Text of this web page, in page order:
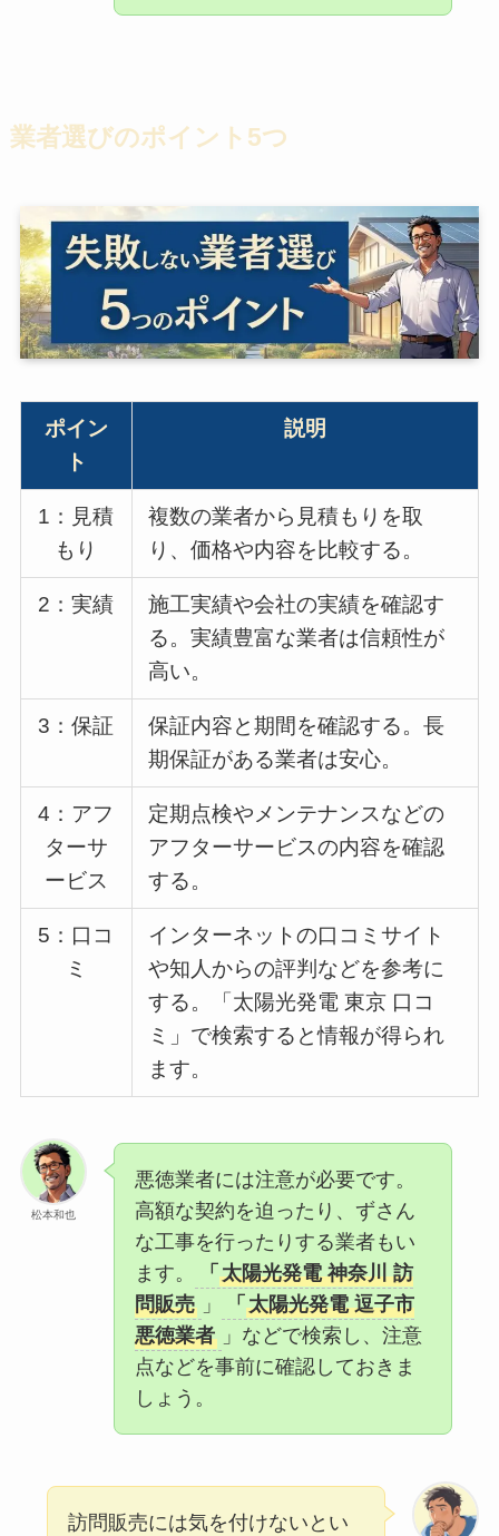
業者選びのポイント5つ
ポイン
ト
説明
1：見積
もり
複数の業者から見積もりを取
り、価格や内容を比較する。
2：実績
施工実績や会社の実績を確認す
る。実績豊富な業者は信頼性が
高い。
3：保証
保証内容と期間を確認する。長
期保証がある業者は安心。
4：アフ
ターサ
ービス
定期点検やメンテナンスなどの
アフターサービスの内容を確認
する。
5：口コ
ミ
インターネットの口コミサイト
や知人からの評判などを参考に
する。「太陽光発電 東京 口コ
ミ」で検索すると情報が得られ
ます。
松本和也
悪徳業者には注意が必要です。
高額な契約を迫ったり、ずさん
な工事を行ったりする業者もい
ます。
「 太陽光発電 神奈川 訪
問販売
」 「 太陽光発電 逗子市
悪徳業者
」などで検索し、注意
点などを事前に確認しておきま
しょう。
訪問販売には気を付けないとい